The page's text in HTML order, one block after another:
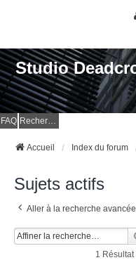
Studio
FAQ Rechercher
Accueil Index du forum
Sujets actifs
Aller à la recherche avancée
1 Résultat